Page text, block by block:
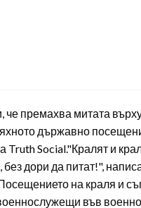
премахва митата върху
държавно
Social."Кралят и
без дори да питат!",
на краля и
във